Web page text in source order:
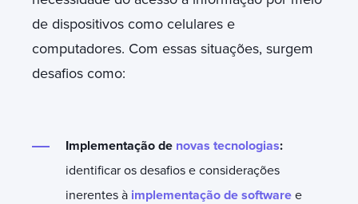
de dispositivos como celulares e
computadores. Com essas situações, surgem
desafios como:
Implementação de novas tecnologias:
identificar os desafios e considerações
inerentes à implementação de software e